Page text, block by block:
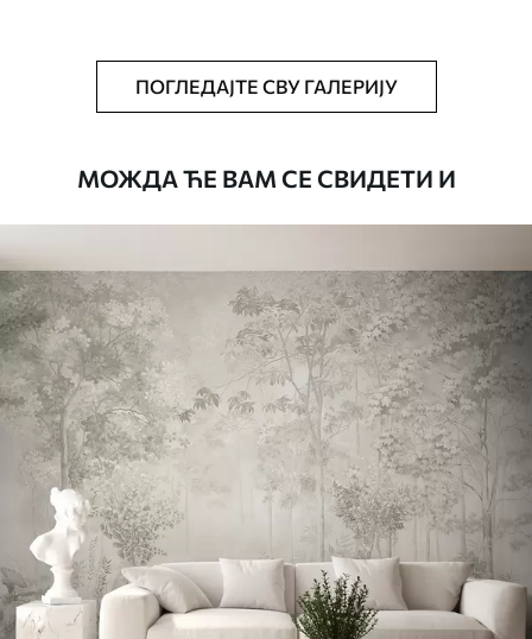
Тапета се може нежно очистити меким
сунђером. Позадине са завршном
водом.
Доступни материјали
Standard
45.0027.00€/m²
Premium
56.67 34.00€ /m²
Premium Vinil
65.0039.00€/m²
ПОГЛЕДАЈТЕ СВУ ГАЛЕРИЈУ
МОЖДА ЋЕ ВАМ СЕ СВИДЕТИ И